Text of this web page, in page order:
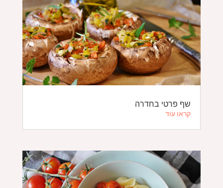
שף פרטי בחדרה
קראו עוד